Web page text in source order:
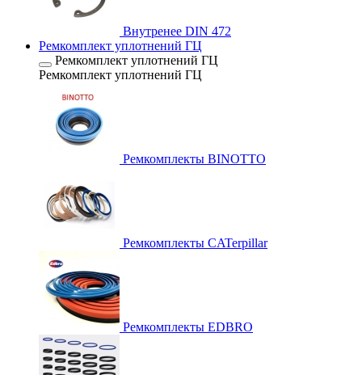
Внутренее DIN 472
Ремкомплект уплотнений ГЦ
Ремкомплект уплотнений ГЦ
Ремкомплект уплотнений ГЦ
Ремкомплекты BINOTTO
Ремкомплекты CATerpillar
Ремкомплекты EDBRO